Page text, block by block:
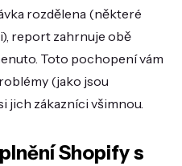
rozdělena (některé
report zahrnuje obě
Toto pochopení vám
(jako jsou
jich zákazníci všimnou.
Shopify s